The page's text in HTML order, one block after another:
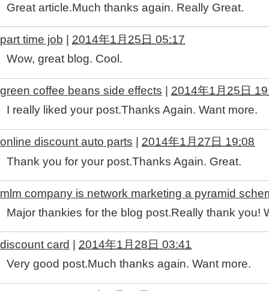
Great article.Much thanks again. Really Great.
part time job | 2014年1月25日 05:17
Wow, great blog. Cool.
green coffee beans side effects
2014年1月25日
I really liked your post.Thanks Again. Want more.
online discount auto parts
2014年1月27日 19:08
Thank you for your post.Thanks Again. Great.
mlm company is network marketing a pyramid
Major thankies for the blog post.Really thank you!
discount card
2014年1月28日 03:41
Very good post.Much thanks again. Want more.